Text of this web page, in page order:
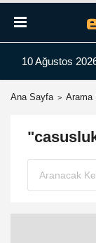
10 Ağustos
Ana Sayfa Arama